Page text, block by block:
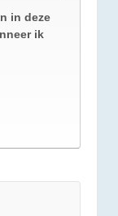
in deze
ik